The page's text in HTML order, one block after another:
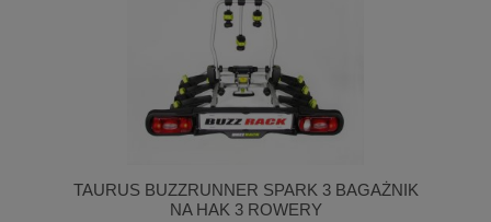
TAURUS BUZZRUNNER SPARK 3 BAGAŻNIK
NA HAK 3 ROWERY